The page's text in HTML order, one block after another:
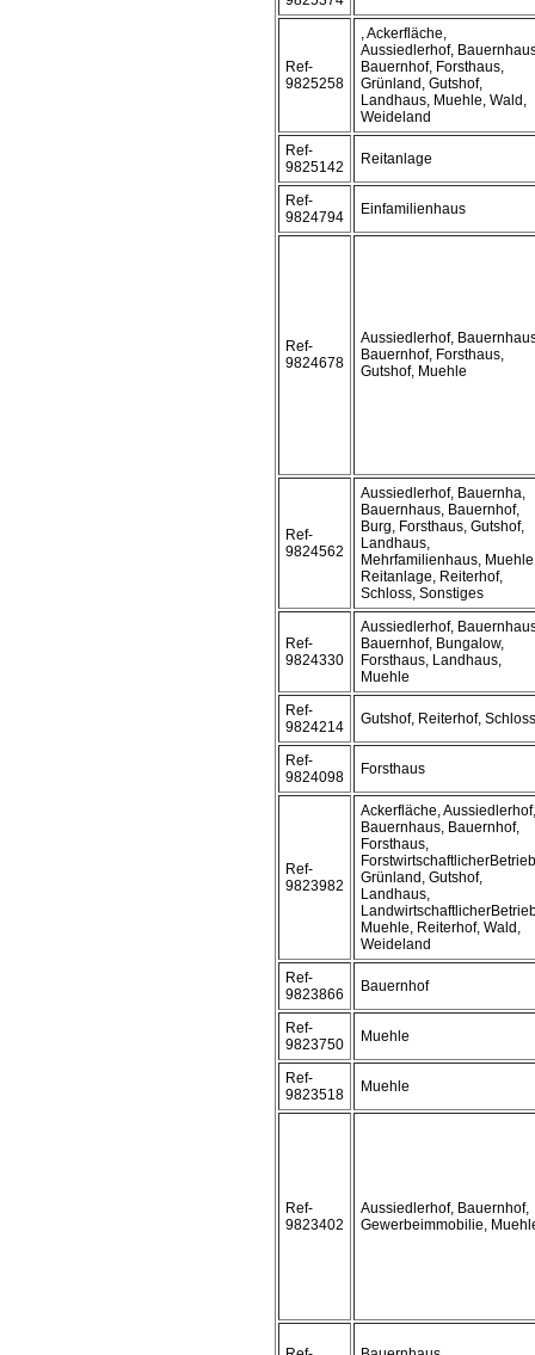
Ref-
9825258
, Ackerfläche,
Aussiedlerhof,
Bauernhof, Forsthaus,
Grünland, Gutshof,
Landhaus, Muehle, Wald,
Weideland
Ref-
9825142
Reitanlage
Ref-
9824794
Einfamilienhaus
Ref-
9824678
Aussiedlerhof,
Bauernhof, Forsthaus,
Gutshof, Muehle
Ref-
9824562
Aussiedlerhof, Bauernha,
Bauernhaus, Bauernhof,
Burg, Forsthaus, Gutshof,
Landhaus,
Mehrfamilienhaus,
Reitanlage, Reiterhof,
Schloss, Sonstiges
Ref-
9824330
Aussiedlerhof,
Bauernhof, Bungalow,
Forsthaus, Landhaus,
Muehle
Ref-
9824214
Gutshof, Reiterhof, Schloss
Ref-
9824098
Forsthaus
Ref-
9823982
Ackerfläche, Aussiedlerhof,
Bauernhaus, Bauernhof,
Forsthaus,
Grünland, Gutshof,
Landhaus,
Muehle, Reiterhof, Wald,
Weideland
Ref-
9823866
Bauernhof
Ref-
9823750
Muehle
Ref-
9823518
Muehle
Ref-
9823402
Aussiedlerhof, Bauernhof,
Gewerbeimmobilie,